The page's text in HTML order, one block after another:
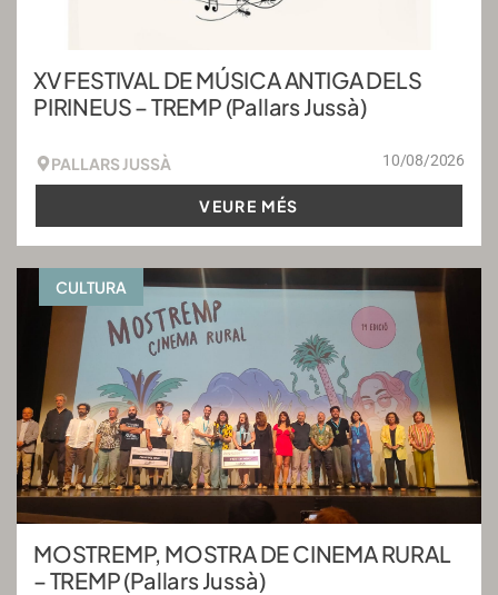
XV FESTIVAL DE MÚSICA ANTIGA DELS
PIRINEUS – TREMP (Pallars Jussà)
PALLARS JUSSÀ 10/08/2026
VEURE MÉS
CULTURA
MOSTREMP, MOSTRA DE CINEMA RURAL
– TREMP (Pallars Jussà)